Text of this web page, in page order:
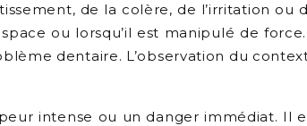
de la colère, de l’irritation
ou lorsqu’il est manipulé de
dentaire. L’observation du
intense ou un danger immédiat. Il